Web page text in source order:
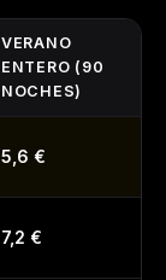
VERANO
ENTERO (90
NOCHES)
5,6 €
7,2 €